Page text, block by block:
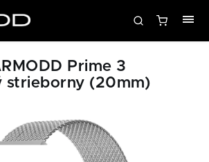
Prime 3
strieborny (20mm)